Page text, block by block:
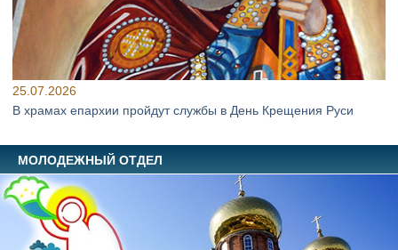
25.07.2026
В храмах епархии пройдут службы в День Крещения Руси
МОЛОДЕЖНЫЙ ОТДЕЛ